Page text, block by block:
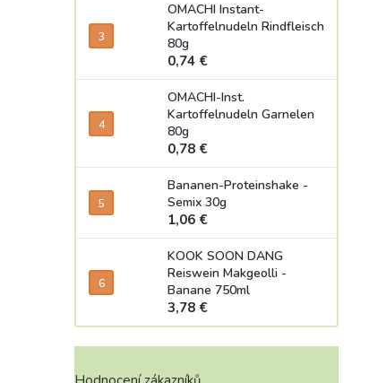
OMACHI Instant-
Kartoffelnudeln Rindfleisch
80g
0,74 €
OMACHI-Inst.
Kartoffelnudeln Garnelen
80g
0,78 €
Bananen-Proteinshake -
Semix 30g
1,06 €
KOOK SOON DANG
Reiswein Makgeolli -
Banane 750ml
3,78 €